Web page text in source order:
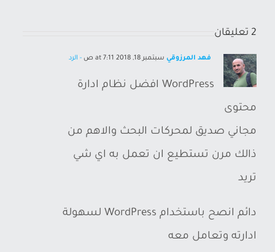
2 تعليقان
فهد المرزوقي سبتمبر 18, 2018 at 7:11 ص - الرد
WordPress افضل نظام ادارة
محتوى
مجاني صديق لمحركات البحث والاهم من
ذالك مرن تستطيع ان تعمل به اي شي
تريد
دائم انصح باستخدام WordPress لسهولة
ادارته وتعامل معه